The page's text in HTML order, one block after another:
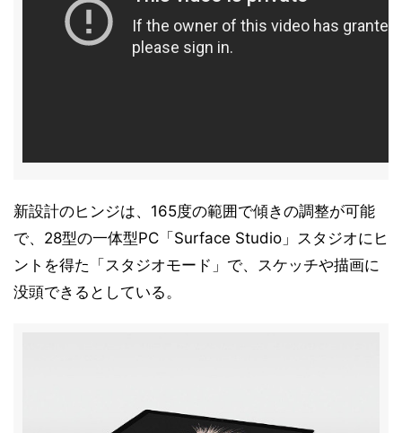
新設計のヒンジは、165度の範囲で傾きの調整が可能
で、28型の一体型PC「Surface Studio」スタジオにヒ
ントを得た「スタジオモード」で、スケッチや描画に
没頭できるとしている。